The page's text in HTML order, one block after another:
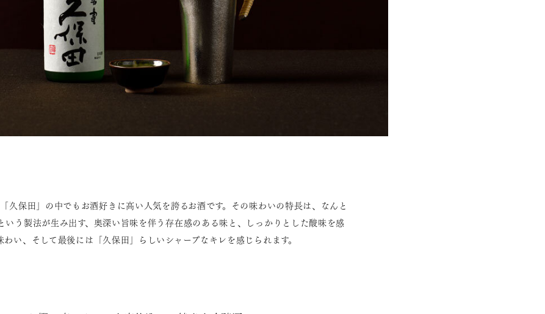
久保田」の中でもお酒好きに高い人気を誇るお酒です。その味わいの特長は、なんと
いう製法が生み出す、奥深い旨味を伴う存在感のある味と、しっかりとした酸味を感
わい、そして最後には「久保田」らしいシャープなキレを感じられます。